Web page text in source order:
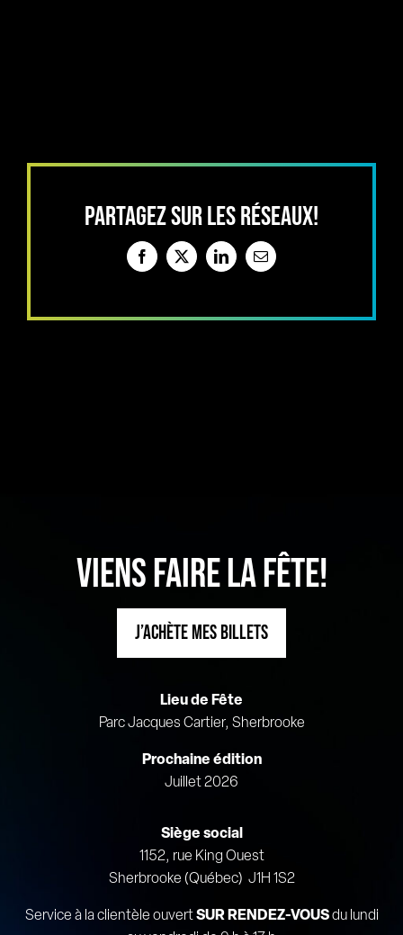
PARTAGEZ SUR LES RÉSEAUX!
Facebook
X LinkedInEmail
VIENS FAIRE LA FÊTE!
J’ACHÈTE MES BILLETS
Lieu de Fête
Parc Jacques Cartier, Sherbrooke
Prochaine édition
Juillet 2026
Siège social
1152, rue King Ouest
Sherbrooke (Québec) J1H 1S2
Service à la clientèle ouvertSUR RENDEZ-VOUSdu lundi